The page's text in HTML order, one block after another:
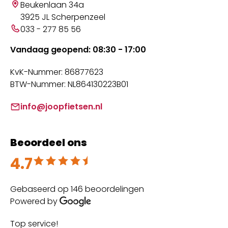
Beukenlaan 34a
3925 JL Scherpenzeel
033 - 277 85 56
Vandaag geopend: 08:30 - 17:00
KvK-Nummer: 86877623
BTW-Nummer: NL864130223B01
info@joopfietsen.nl
Beoordeel ons
4.7
Beoordeeld met 4.7 uit 5
Gebaseerd op 146 beoordelingen
Powered by
Top service!